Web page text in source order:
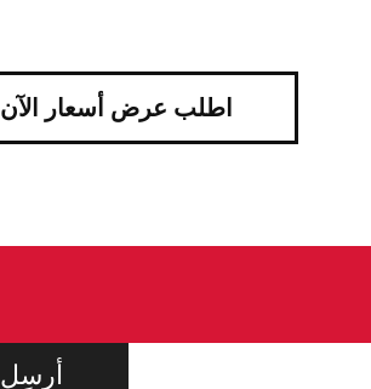
اطلب عرض أسعار الآن
أرسِل